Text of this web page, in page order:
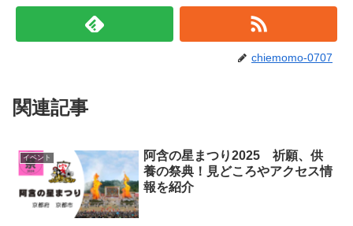
chiemomo-0707
関連記事
イベント
阿含の星まつり2025 祈願、供
養の祭典！見どころやアクセス情
報を紹介